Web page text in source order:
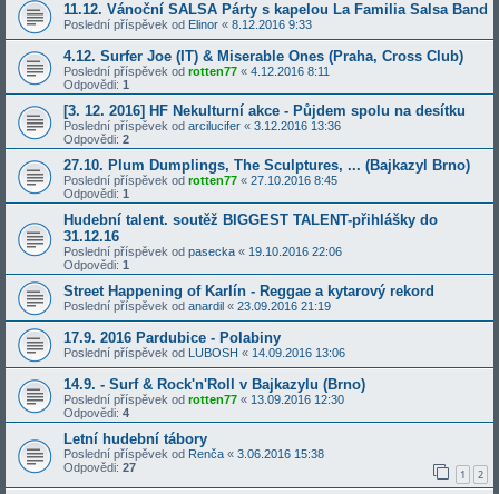
11.12. Vánoční SALSA Párty s kapelou La Familia Salsa Band
Poslední příspěvek od Elinor « 8.12.2016 9:33
4.12. Surfer Joe (IT) & Miserable Ones (Praha, Cross Club)
Poslední příspěvek od rotten77 « 4.12.2016 8:11
Odpovědi: 1
[3. 12. 2016] HF Nekulturní akce - Půjdem spolu na desítku
Poslední příspěvek od arcilucifer « 3.12.2016 13:36
Odpovědi: 2
27.10. Plum Dumplings, The Sculptures, ... (Bajkazyl Brno)
Poslední příspěvek od rotten77 « 27.10.2016 8:45
Odpovědi: 1
Hudební talent. soutěž BIGGEST TALENT-přihlášky do
31.12.16
Poslední příspěvek od pasecka « 19.10.2016 22:06
Odpovědi: 1
Street Happening of Karlín - Reggae a kytarový rekord
Poslední příspěvek od anardil « 23.09.2016 21:19
17.9. 2016 Pardubice - Polabiny
Poslední příspěvek od LUBOSH « 14.09.2016 13:06
14.9. - Surf & Rock'n'Roll v Bajkazylu (Brno)
Poslední příspěvek od rotten77 « 13.09.2016 12:30
Odpovědi: 4
Letní hudební tábory
Poslední příspěvek od Renča « 3.06.2016 15:38
Odpovědi: 27 1 2